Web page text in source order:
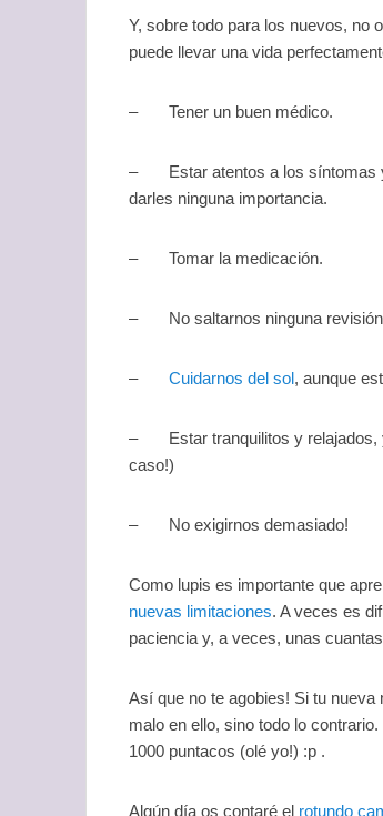
Y, sobre todo para los nuevos, no
puede llevar una vida
– Tener un buen médico.
– Estar atentos a los síntomas y
darles ninguna importancia.
– Tomar la medicación.
– No saltarnos ninguna
– Cuidarnos del sol, aunque
– Estar tranquilitos y relajados,
caso!)
– No exigirnos demasiado!
Como lupis es importante que
nuevas limitaciones. A veces es
paciencia y, a veces, unas
Así que no te agobies! Si tu
malo en ello, sino todo lo
1000 puntacos (olé yo!) :p .
Algún día os contaré el rotundo